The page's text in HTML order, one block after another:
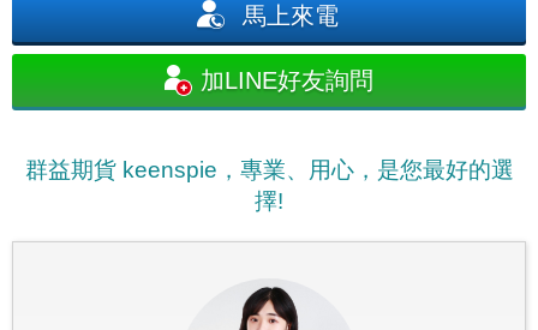
馬上來電
加LINE好友詢問
群益期貨 keenspie，專業、用心，是您最好的選
擇!